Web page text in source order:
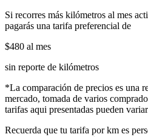
Si recorres más kilómetros al mes
pagarás una tarifa preferencial de
$480 al mes
sin reporte de kilómetros
*La comparación de precios es una
mercado, tomada de varios
tarifas aqui presentadas pueden
Recuerda que tu tarifa por km es